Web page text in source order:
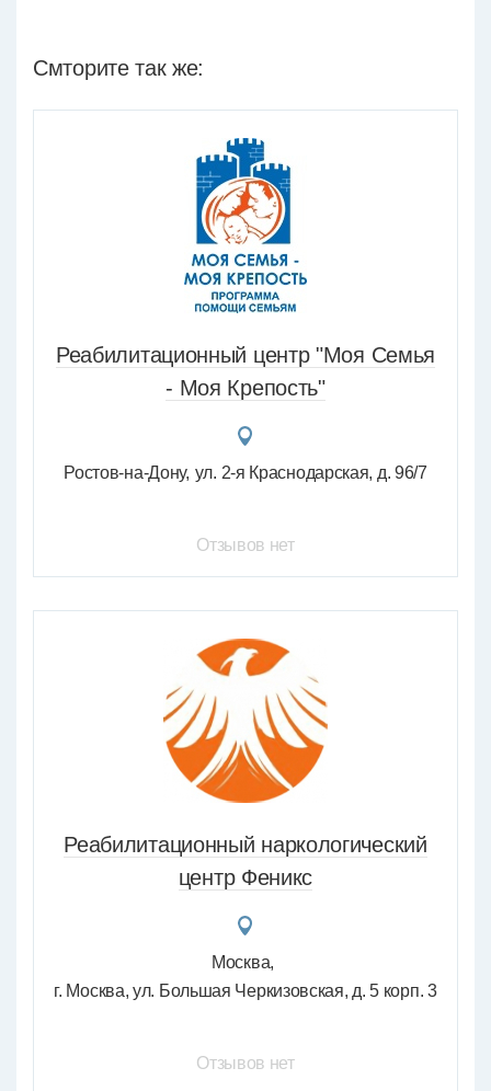
Смторите так же:
Реабилитационный центр "Моя Семья
- Моя Крепость"
Ростов-на-Дону ул. 2-я Краснодарская, д. 96/7
Отзывов нет
Реабилитационный наркологический
центр Феникс
Москва
г. Москва, ул. Большая Черкизовская, д. 5 корп. 3
Отзывов нет